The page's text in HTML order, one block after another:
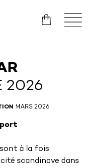
2026
MARS 2026
à la fois
scandinave dans